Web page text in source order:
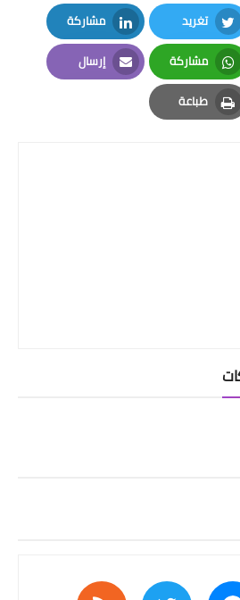
تغريد
Twitter
مشاركة
LinkedIn
مشاركة
Whatsapp
إرسال
Email
طباعة
Print